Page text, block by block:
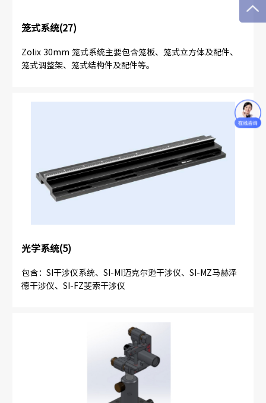
笼式系统(27)
Zolix 30mm 笼式系统主要包含笼板、笼式立方体及配件、
笼式调整架、笼式结构件及配件等。
光学系统(5)
包含：SI干涉仪系统、SI-MI迈克尔逊干涉仪、SI-MZ马赫泽
德干涉仪、SI-FZ斐索干涉仪